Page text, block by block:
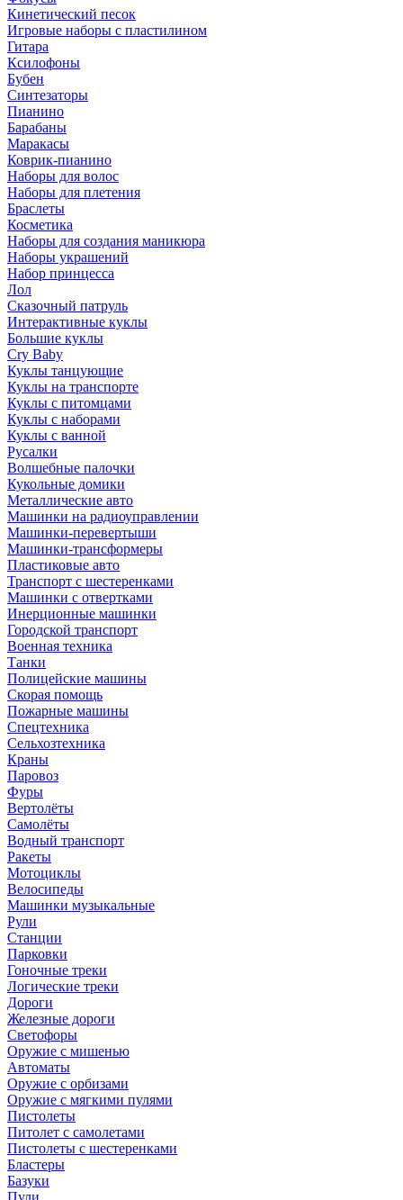
Кинетический песок
Игровые наборы с пластилином
Гитара
Ксилофоны
Бубен
Синтезаторы
Пианино
Барабаны
Маракасы
Коврик-пианино
Наборы для волос
Наборы для плетения
Браслеты
Косметика
Наборы для создания маникюра
Наборы украшений
Набор принцесса
Лол
Сказочный патруль
Интерактивные куклы
Большие куклы
Cry Baby
Куклы танцующие
Куклы на транспорте
Куклы с питомцами
Куклы с наборами
Куклы с ванной
Русалки
Волшебные палочки
Кукольные домики
Металлические авто
Машинки на радиоуправлении
Машинки-перевертыши
Машинки-трансформеры
Пластиковые авто
Транспорт с шестеренками
Машинки с отвертками
Инерционные машинки
Городской транспорт
Военная техника
Танки
Полицейские машины
Скорая помощь
Пожарные машины
Спецтехника
Сельхозтехника
Краны
Паровоз
Фуры
Вертолёты
Самолёты
Водный транспорт
Ракеты
Мотоциклы
Велосипеды
Машинки музыкальные
Рули
Станции
Парковки
Гоночные треки
Логические треки
Дороги
Железные дороги
Светофоры
Оружие с мишенью
Автоматы
Оружие с орбизами
Оружие с мягкими пулями
Пистолеты
Питолет с самолетами
Пистолеты с шестеренками
Бластеры
Базуки
Пули